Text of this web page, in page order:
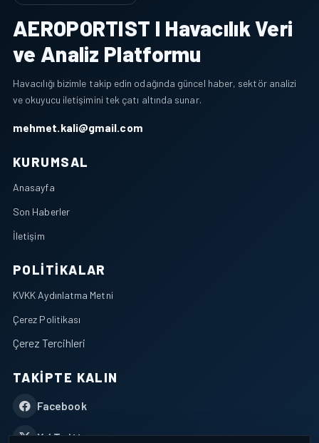
AEROPORTIST I Havacılık Veri
ve Analiz Platformu
Havacılığı bizimle takip edin odağında güncel haber, sektör analizi
ve okuyucu iletişimini tek çatı altında sunar.
mehmet.kali@gmail.com
KURUMSAL
Anasayfa
Son Haberler
İletişim
POLITIKALAR
KVKK Aydınlatma Metni
Çerez Politikası
Çerez Tercihleri
TAKIPTE KALIN
Facebook
X / Twitter